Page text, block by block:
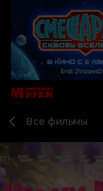
Все фильмы